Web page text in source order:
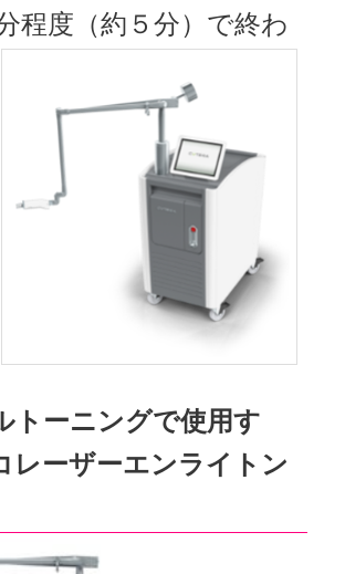
程度（約５分）で終わ
トーニングで使用す
レーザーエンライトン